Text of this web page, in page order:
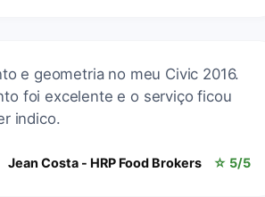
e geometria no meu Civic 2016.
foi excelente e o serviço ficou
indico.
Jean Costa - HRP Food Brokers ☆ 5/5